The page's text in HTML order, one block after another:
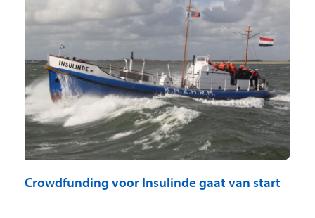
Crowdfunding voor Insulinde gaat van start